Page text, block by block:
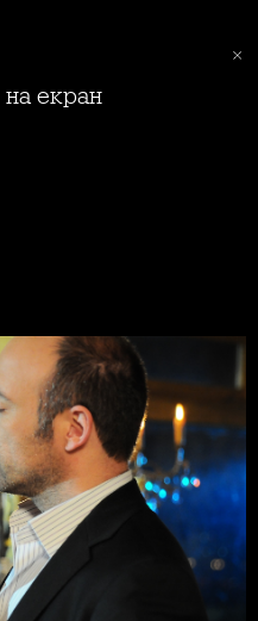
на екран